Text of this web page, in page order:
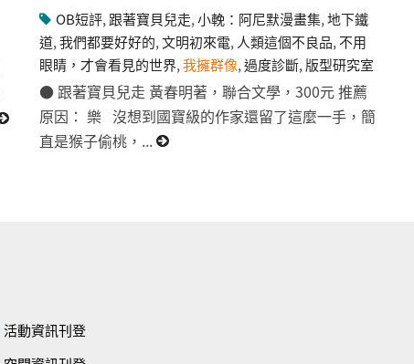
OB短評,跟著寶貝兒走,小輓：阿尼默漫畫集,地下鐵
道,我們都要好好的,文明初來電,人類這個不良品,不用
眼睛，才會看見的世界,我擁群像,過度診斷,版型研究室
● 跟著寶貝兒走 黃春明著，聯合文學，300元 推薦
原因： 樂 沒想到國寶級的作家還留了這麼一手，簡
直是猴子偷桃，...
活動資訊刊登